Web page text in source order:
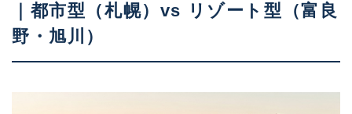
｜都市型（札幌）vs リゾート型（富良
野・旭川）